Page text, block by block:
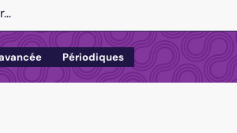
Périodiques